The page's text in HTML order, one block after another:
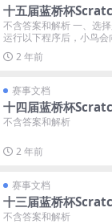
十五届蓝桥杯
不含答案和解析 一、选
运行以下程序后，小鸟会
2 年前
赛事文档
十四届蓝桥杯
不含答案和解析
2 年前
赛事文档
十三届蓝桥杯
不含答案和解析